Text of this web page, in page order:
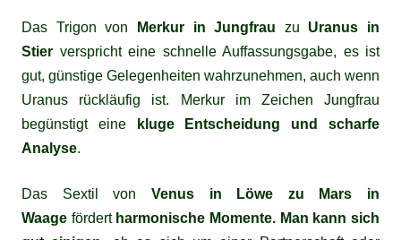
Das Trigon von Merkur in Jungfrau zu Uranus
in
Stier verspricht eine schnelle Auffassungsgabe, es ist
gut, günstige Gelegenheiten wahrzunehmen, auch wenn
Uranus rückläufig ist. Merkur im Zeichen Jungfrau
begünstigt eine
kluge Entscheidung und scharfe
Analyse.
Das Sextil von Venus in Löwe zu Mars in
Waage fördert harmonische Momente. Man kann sich